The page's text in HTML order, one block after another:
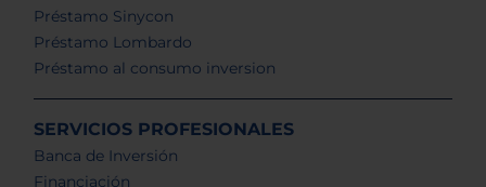
Préstamo Sinycon
Préstamo Lombardo
Préstamo al consumo inversion
SERVICIOS PROFESIONALES
Banca de Inversión
Financiación